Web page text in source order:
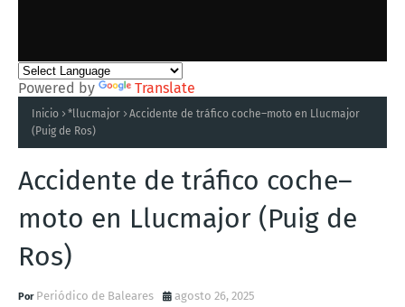
Powered by Translate
Inicio *llucmajor
Accidente de tráfico coche–moto en Llucmajor
(Puig de Ros)
Accidente de tráfico coche–
moto en Llucmajor (Puig de
Ros)
Periódico de Baleares agosto 26, 2025